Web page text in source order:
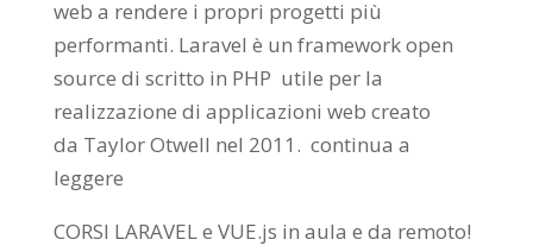
web a rendere i propri progetti più
performanti. Laravel è un framework open
source di scritto in PHP utile per la
realizzazione di applicazioni web creato
da Taylor Otwell nel 2011. continua a
leggere
CORSI LARAVEL e VUE.js in aula e da remoto!